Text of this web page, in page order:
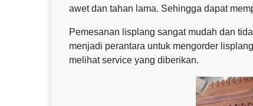
awet dan tahan lama. Sehingga dapat
Pemesanan lisplang sangat mudah dan
menjadi perantara untuk mengorder
melihat service yang diberikan.